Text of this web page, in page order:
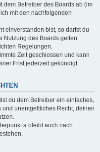
dem Betreiber des Boards ab (im
mit den nachfolgenden
einverstanden bist, so darfst du
Nutzung des Boards gelten
Regelungen.
Zeit geschlossen und kann
Frist jederzeit gekündigt
du dem Betreiber ein einfaches,
unentgeltliches Recht, deinen
a bleibt auch nach